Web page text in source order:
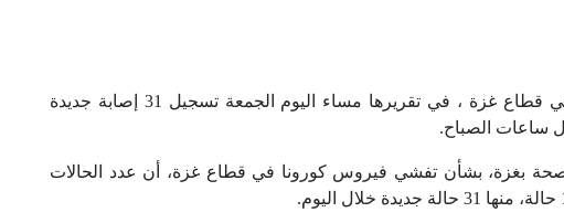
أعلنت وزارة الصحة الفلسطينية في قطاع غزة ، في تقريرها مساء اليوم الجمعة تسجيل 31 إصابة جديدة
ساعات الصباح.
بغزة، بشأن تفشي فيروس كورونا في قطاع غزة، أن عدد الحالات